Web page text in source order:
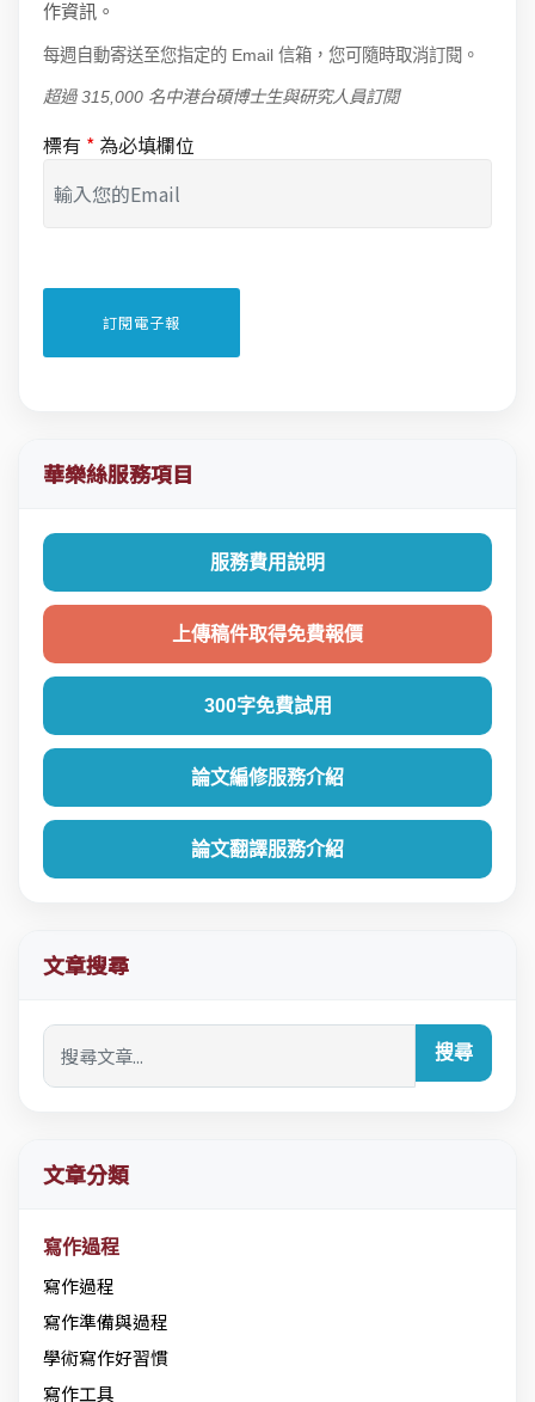
作資訊。
每週自動寄送至您指定的 Email 信箱，您可隨時取消訂閱。
超過 315,000 名中港台碩博士生與研究人員訂閱
標有 * 為必填欄位
華樂絲服務項目
服務費用說明
上傳稿件取得免費報價
300字免費試用
論文編修服務介紹
論文翻譯服務介紹
文章搜尋
搜尋
文章分類
寫作過程
寫作過程
寫作準備與過程
學術寫作好習慣
寫作工具